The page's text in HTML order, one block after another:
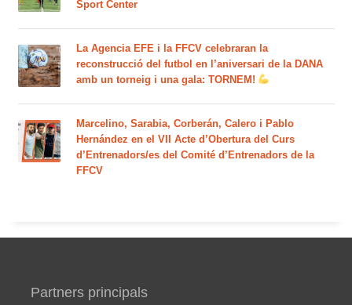
Sport Center
La Agencia EFE i la FFCV celebraran la
reconstrucció del futbol en l’aniversari de la DANA
amb un torneig i una gala: TORNEM!
Marcelino, Sarabia, Corberán, Calero i Pablo
Hernández en el VII Acte d’Obertura del Curs
d’Entrenadors/es del Comité d’Entrenadors de la
FFCV
Partners principals